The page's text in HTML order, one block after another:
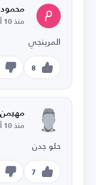
محمود
منذ 10 أشهر
المرينجي
8
منذ 10 أشهر
حلو جدن
7